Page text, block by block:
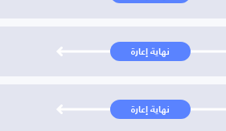
نهاية إعارة
نهاية إعارة